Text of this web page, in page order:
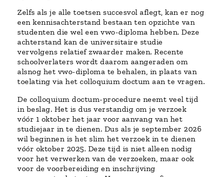
Zelfs als je alle toetsen succesvol aflegt, kan er nog
een kennisachterstand bestaan ten opzichte van
studenten die wel een vwo-diploma hebben. Deze
achterstand kan de universitaire studie
vervolgens relatief zwaarder maken. Recente
schoolverlaters wordt daarom aangeraden om
alsnog het vwo-diploma te behalen, in plaats van
toelating via het colloquium doctum aan te vragen.
De colloquium doctum-procedure neemt veel tijd
in beslag. Het is dus verstandig om je verzoek
vóór 1 oktober het jaar voor aanvang van het
studiejaar in te dienen. Dus als je september 2026
wil beginnen is het slim het verzoek in te dienen
vóór oktober 2025. Deze tijd is niet alleen nodig
voor het verwerken van de verzoeken, maar ook
voor de voorbereiding en inschrijving